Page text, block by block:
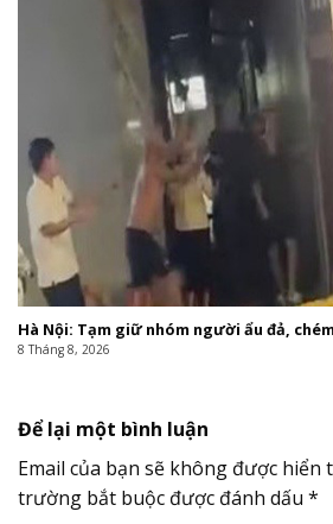
Hà Nội: Tạm giữ nhóm người ẩu đả,
8 Tháng 8, 2026
Để lại một bình luận
Email của bạn sẽ không được hiển
trường bắt buộc được đánh dấu *